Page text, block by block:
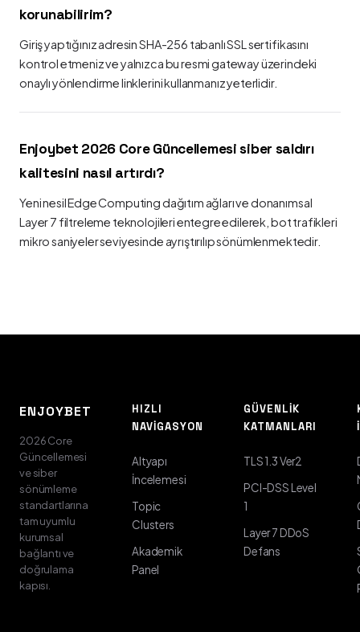
korunabilirim?
Giriş yaptığınız adresin SHA-256 tabanlı SSL sertifikasını
kontrol etmeniz ve yalnızca bu resmi gateway üzerindeki
onaylı yönlendirme linklerini kullanmanız yeterlidir.
Enjoybet 2026 Core Güncellemesi siber saldırı
kalitesini nasıl artırdı?
Yeni nesil Edge Computing dağıtım ağları ve donanımsal
Layer 7 filtreleme teknolojileri entegre edilerek, bot trafikleri
mikro saniyeler seviyesinde ayrıştırılıp sönümlenmektedir.
ENJOYBET
2026 Core
Güncellemesi
ve siber
sönümleme
standartlarına
tam uyumlu
kurumsal
bağlantı ve
doğrulama
kapısı.
HIZLI
NAVIGASYON
Altyapı
İncelemesi
Topic
Clusters
Akademik
Panel
GÜVENLIK
KATMANLARI
TLS 1.3 Ver2
PCI-DSS Level
1
Layer 7 DDoS
Defans